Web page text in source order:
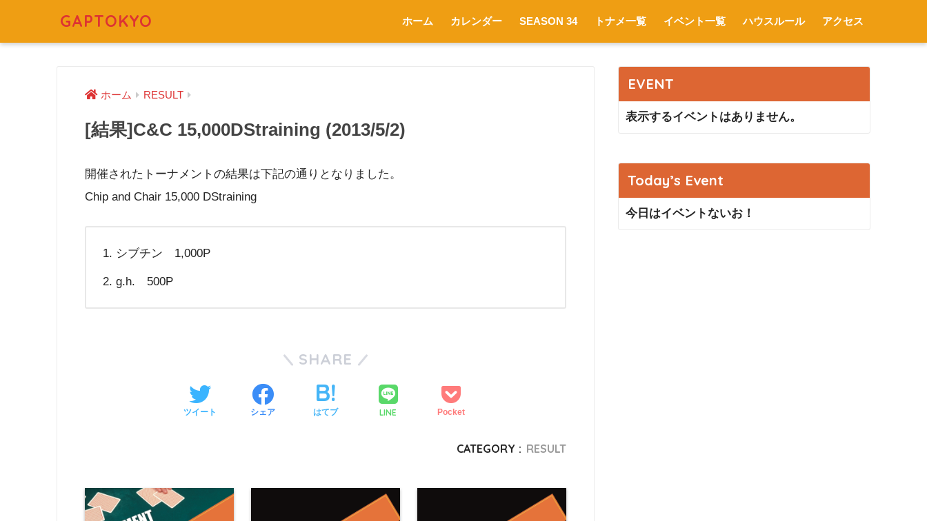
GAPTOKYO ホーム カレンダー SEASON 34 トナメ一覧 イベント一覧 ハウスルール アクセス
ホーム RESULT
[結果]C&C 15,000DStraining (2013/5/2)
開催されたトーナメントの結果は下記の通りとなりました。
Chip and Chair 15,000 DStraining
シブチン 1,000P
g.h. 500P
SHARE
ツイート シェア はてブ LINE Pocket
CATEGORY : RESULT
EVENT
表示するイベントはありません。
Today’s Event
今日はイベントないお！